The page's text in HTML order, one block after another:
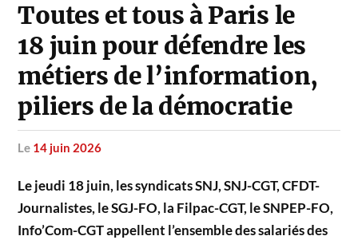
Toutes et tous à Paris le
18 juin pour défendre les
métiers de l’information,
piliers de la démocratie
le 14 juin 2026
Le jeudi 18 juin, les syndicats SNJ, SNJ-CGT, CFDT-
Journalistes, le SGJ-FO, la Filpac-CGT, le SNPEP-FO,
Info’Com-CGT appellent l’ensemble des salariés des